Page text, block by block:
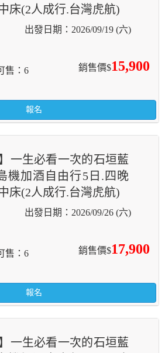
床(2人成行.台灣虎航)
2026/09/19 (六)
銷售價$15,900
售 6
報名
一生必看一次的石垣藍
機加酒自由行5日.四晚
床(2人成行.台灣虎航)
2026/09/26 (六)
銷售價$17,900
售 6
報名
一生必看一次的石垣藍